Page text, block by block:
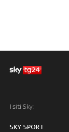
I siti Sky:
SKY SPORT